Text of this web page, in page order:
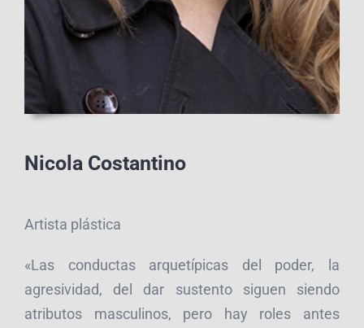
Nicola Costantino
Artista plástica
«Las conductas arquetípicas del poder, la
agresividad, del dar sustento siguen siendo
atributos masculinos, pero hay roles antes